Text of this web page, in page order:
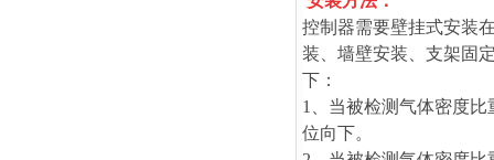
控制器需要壁挂式安装
装、墙壁安装、支架固
下：
1、当被检测气体密度
位向下。